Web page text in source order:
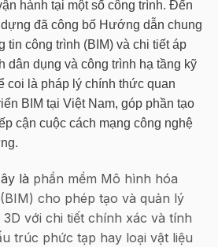
hành tại một số công trình. Đến
đã công bố Hướng dẫn chung
tin công trình (BIM) và chi tiết áp
dân dụng và công trình hạ tầng kỹ
coi là pháp lý chính thức quan
BIM tại Việt Nam, góp phần tạo
cận cuộc cách mạng công nghệ
là phần mềm Mô hình hóa
cho phép tạo và quản lý
với chi tiết chính xác và tính
trúc phức tạp hay loại vật liệu